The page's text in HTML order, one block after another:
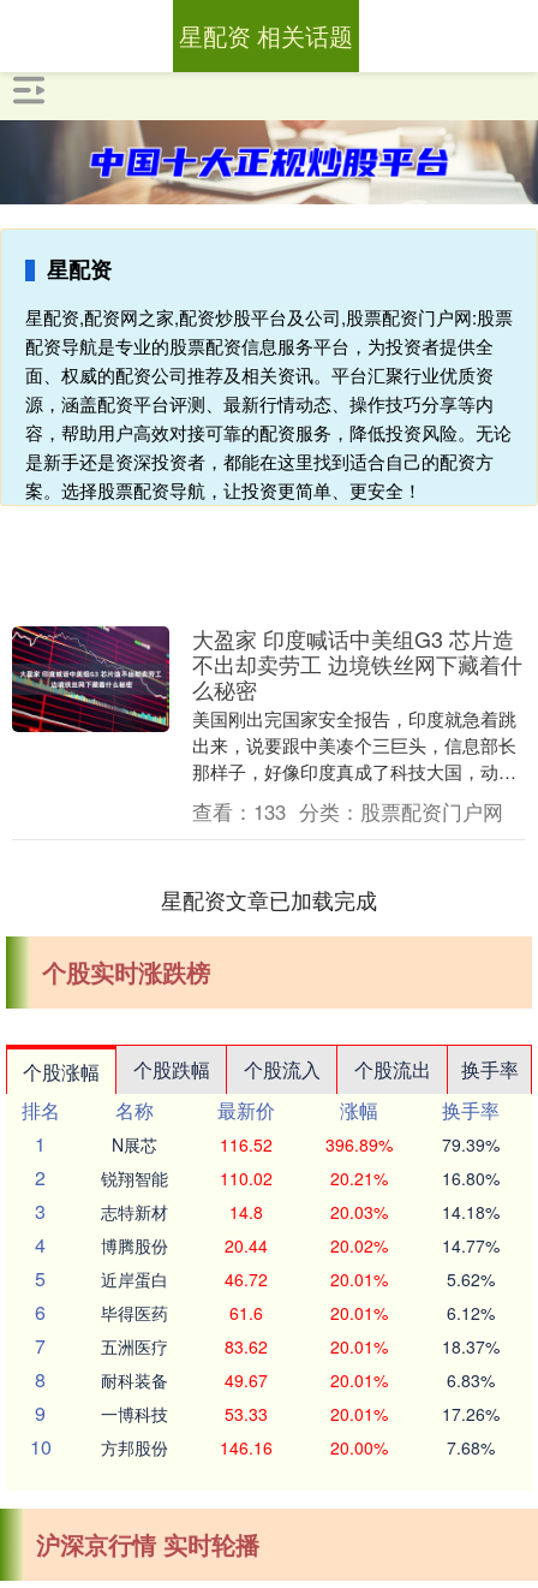
星配资
星配资,配资网之家,配资炒股平台及公司,股票配资门户网:股票
配资导航是专业的股票配资信息服务平台，为投资者提供全
面、权威的配资公司推荐及相关资讯。平台汇聚行业优质资
源，涵盖配资平台评测、最新行情动态、操作技巧分享等内
容，帮助用户高效对接可靠的配资服务，降低投资风险。无论
是新手还是资深投资者，都能在这里找到适合自己的配资方
案。选择股票配资导航，让投资更简单、更安全！
星配资 相关话题
大盈家 印度喊话中美组G3 芯片造
不出却卖劳工 边境铁丝网下藏着什
么秘密
美国刚出完国家安全报告，印度就急着跳
出来，说要跟中美凑个三巨头，信息部长
那样子，好像印度真成了科技大国，动不
动就提十九万家初创公司大盈家，三年内
做出二纳米芯片，....
查看： 133 分类： 股票配资门户网
星配资文章已加载完成
个股实时涨跌榜
个股涨幅 个股跌幅 个股流入 个股流出
换手率
排名
名称 最新价 涨幅
换手率
1
N展芯 116.52 396.89% 79.39%
2 锐翔智能 110.02 20.21% 16.80%
3 志特新材 14.8 20.03% 14.18%
4 博腾股份 20.44 20.02% 14.77%
5 近岸蛋白 46.72 20.01% 5.62%
6 毕得医药 61.6 20.01% 6.12%
7 五洲医疗 83.62 20.01% 18.37%
8 耐科装备 49.67 20.01% 6.83%
9 一博科技 53.33 20.01% 17.26%
10 方邦股份 146.16 20.00% 7.68%
沪深京行情 实时轮播